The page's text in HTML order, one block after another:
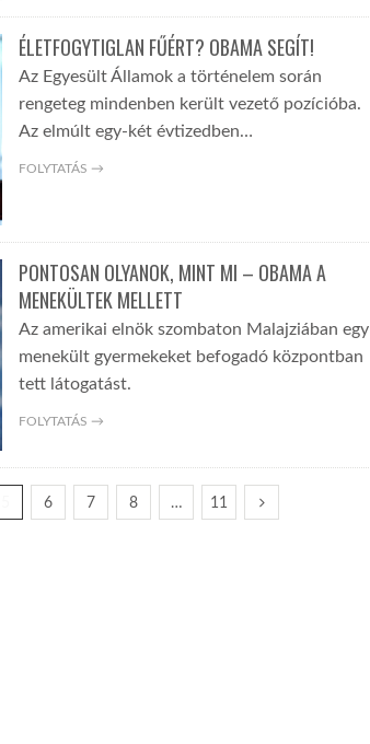
ÉLETFOGYTIGLAN FŰÉRT? OBAMA SEGÍT!
Az Egyesült Államok a történelem során
rengeteg mindenben került vezető pozícióba.
Az elmúlt egy-két évtizedben…
FOLYTATÁS →
PONTOSAN OLYANOK, MINT MI – OBAMA A
MENEKÜLTEK MELLETT
Az amerikai elnök szombaton Malajziában egy
menekült gyermekeket befogadó központban
tett látogatást.
FOLYTATÁS →
6 7 8 … 11